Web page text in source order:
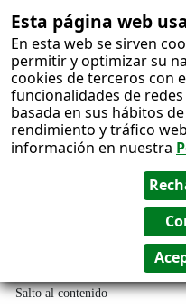
Esta página web
En esta web se sirven
permitir y optimizar su
cookies de terceros con
funcionalidades de
basada en sus hábitos
rendimiento y tráfico
información en nuestra
Salto al contenido